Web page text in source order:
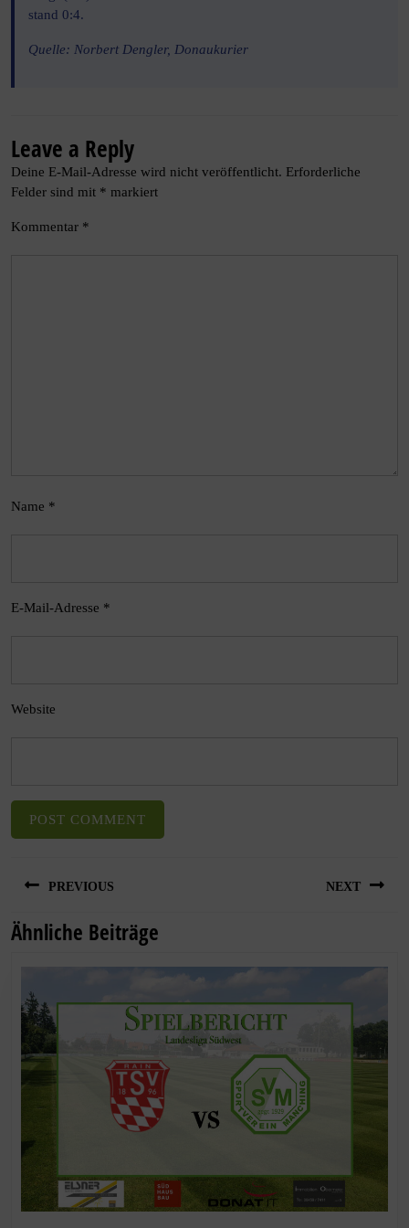
stand 0:4.
Quelle: Norbert Dengler, Donaukurier
Leave a Reply
Deine E-Mail-Adresse wird nicht veröffentlicht. Erforderliche
Felder sind mit * markiert
Kommentar *
Name *
E-Mail-Adresse *
Website
PREVIOUS NEXT
Ähnliche Beiträge